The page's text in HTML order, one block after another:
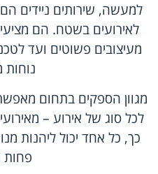
למעשה, שירותים ניידים
לאירועים בשטח. הם
מעיצובים פשוטים ועד
נוחות
מגוון הספקים בתחום
לכל סוג של אירוע –
כך, כל אחד יכול ליהנות
פחות